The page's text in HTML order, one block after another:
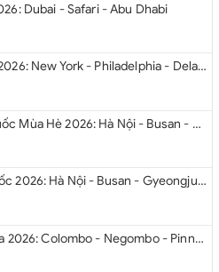
Dubai - Safari - Abu Dhabi
Du lịch Hoa Kỳ 2026: New York - Philadelphia - Delaware - Washington D.C. - Las Vegas - Red Rock Canyon - Quận Cam - Santa Monica - Hollywood - San Diego - Los Angeles.
Du Lịch Hàn Quốc Mùa Hè 2026: Hà Nội - Busan - Gyeongju - Seoul - Đảo Nami - Tàu Điện Ven Biển Haeundae - Cầu Kính Oryukdo - Làng Văn Hóa Huinnyeoul
Du lịch Hàn Quốc 2026: Hà Nội - Busan - Gyeongju - Seoul - Đảo Nami - Tàu Điện Ven Biển Haeundae - Cỏ Hồng Muhly - Làng Văn Hóa Huinnyeoul
Du lịch Sri Lanka 2026: Colombo - Negombo - Pinnawala - Kandy - Kalutara - Nuwara - Eliya